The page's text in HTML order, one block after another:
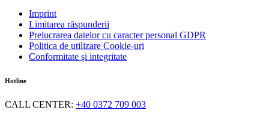
Imprint
Limitarea răspunderii
Prelucrarea datelor cu caracter personal GDPR
Politica de utilizare Cookie-uri
Conformitate și integritate
Hotline
CALL CENTER: +40 0372 709 003